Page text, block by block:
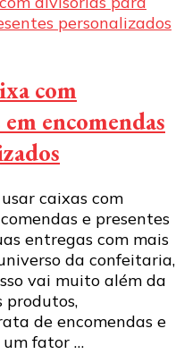
com
encomendas
caixas com
e presentes
entregas com mais
da confeitaria,
vai muito além da
produtos,
de encomendas e
um fator …